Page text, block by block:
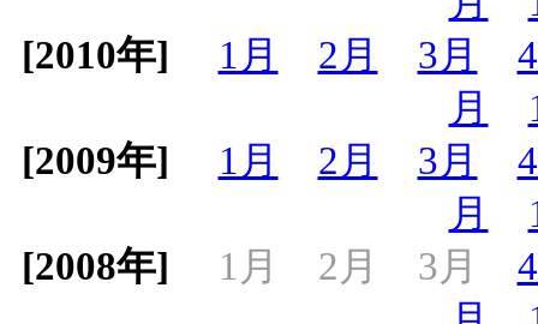
[2010年]
1月 2月 3月
月
[2009年]
1月 2月 3月
月
[2008年]
1月 2月 3月